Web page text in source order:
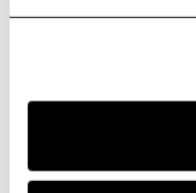
anonime, mentre
Clicca quiper